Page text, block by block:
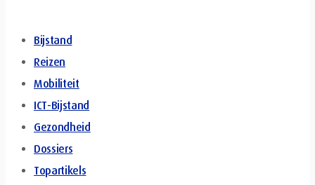
Bijstand
Reizen
Mobiliteit
ICT-Bijstand
Gezondheid
Dossiers
Topartikels